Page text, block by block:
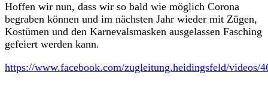
Hoffen wir nun, dass wir so bald wie möglich Corona
begraben können und im nächsten Jahr wieder mit Zügen,
Kostümen und den Karnevalsmasken ausgelassen Fasching
gefeiert werden kann.
https://www.facebook.com/zugleitung.heidingsfeld/videos/